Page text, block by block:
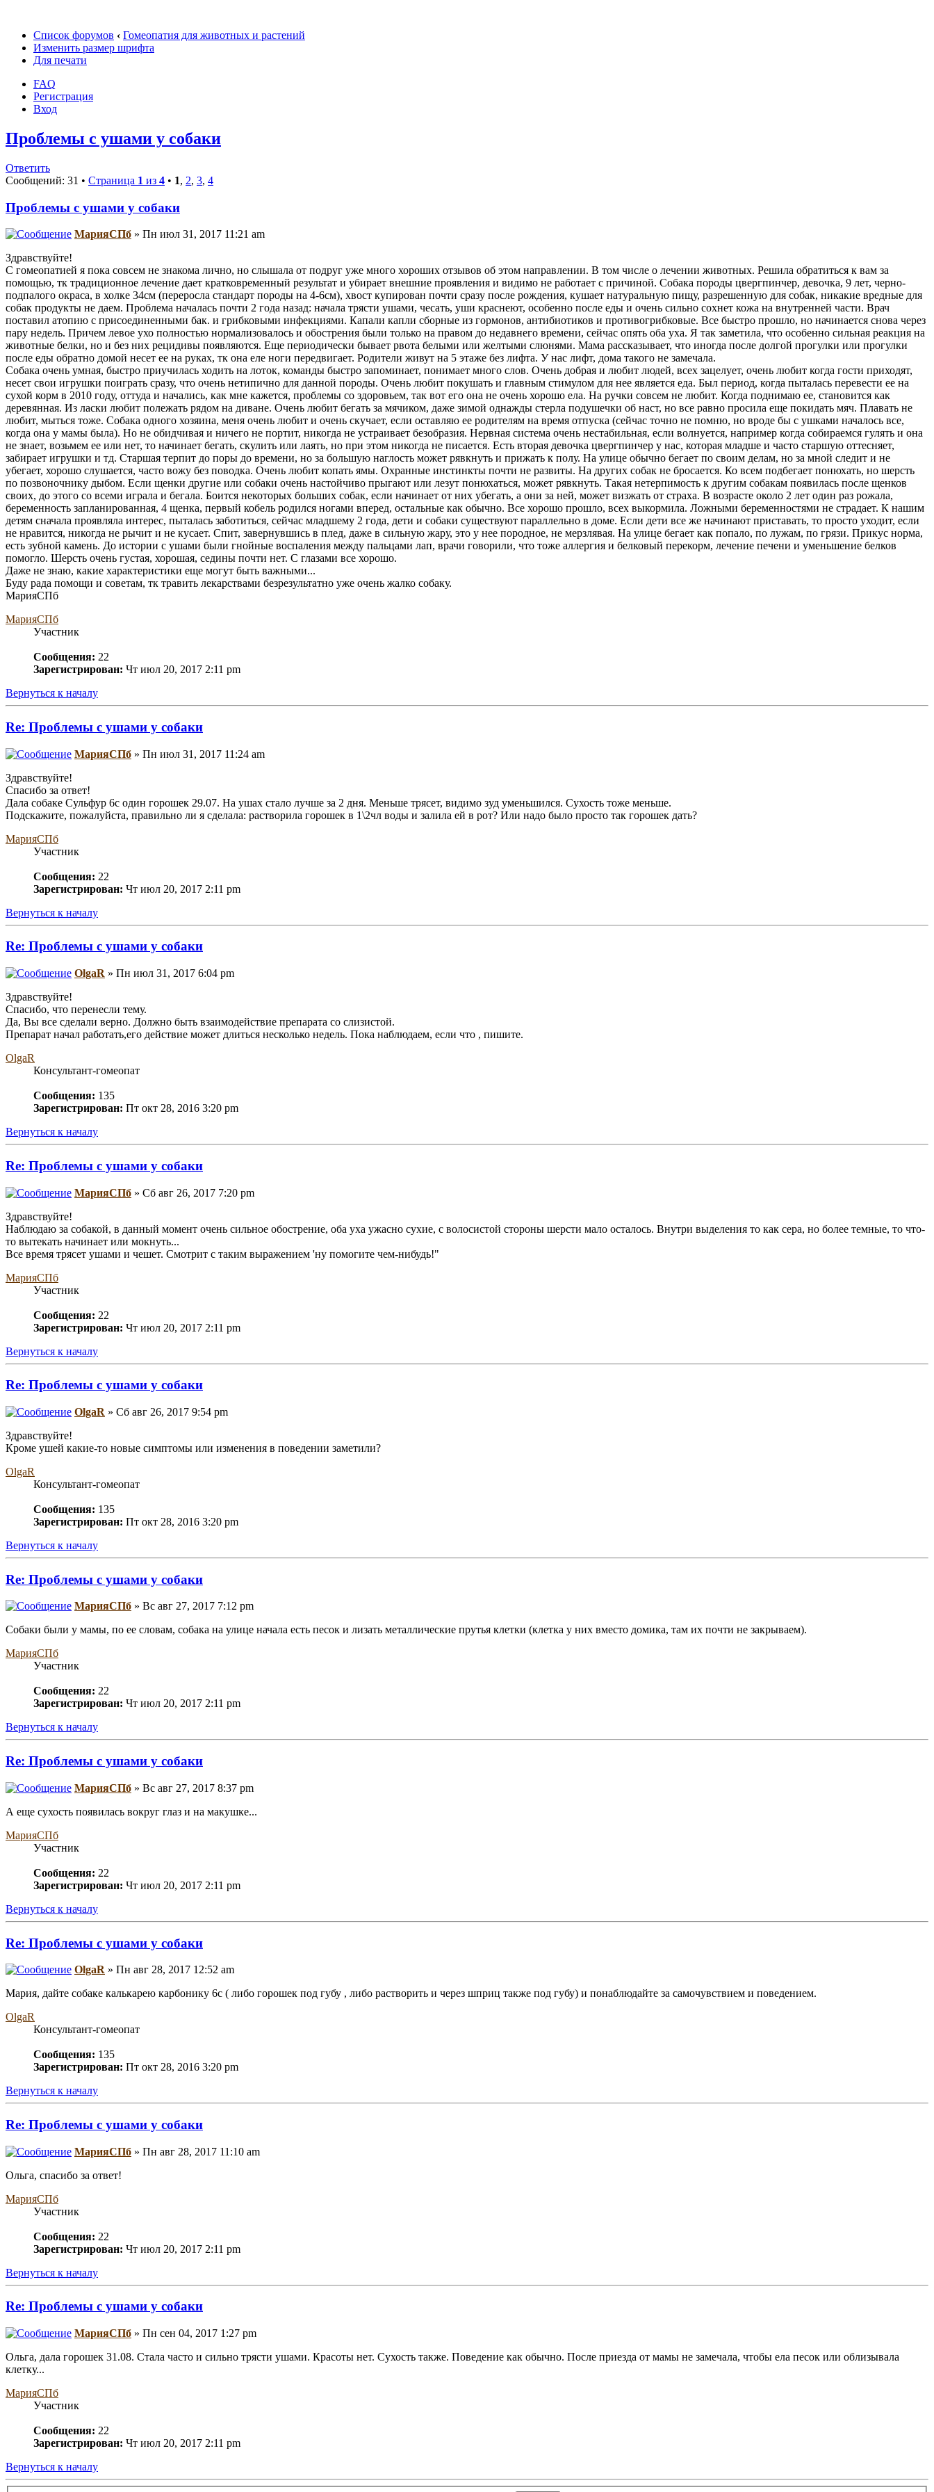
Список форумов ‹ Гомеопатия для животных и растений
Изменить размер шрифта
Для печати
FAQ
Регистрация
Вход
Проблемы с ушами у собаки
Ответить
Сообщений: 31 • Страница 1 из 4 • 1, 2, 3, 4
Проблемы с ушами у собаки
МарияСПб » Пн июл 31, 2017 11:21 am
Здравствуйте!
С гомеопатией я пока совсем не знакома лично, но слышала от подруг уже много хороших отзывов об этом направлении. В том числе о лечении животных. Решила обратиться к вам за
помощью, тк традиционное лечение дает кратковременный результат и убирает внешние проявления и видимо не работает с причиной. Собака породы цвергпинчер, девочка, 9 лет, черно-
подпалого окраса, в холке 34см (переросла стандарт породы на 4-6см), хвост купирован почти сразу после рождения, кушает натуральную пищу, разрешенную для собак, никакие вредные для
собак продукты не даем. Проблема началась почти 2 года назад: начала трясти ушами, чесать, уши краснеют, особенно после еды и очень сильно сохнет кожа на внутренней части. Врач
поставил атопию с присоединенными бак. и грибковыми инфекциями. Капали капли сборные из гормонов, антибиотиков и противогрибковые. Все быстро прошло, но начинается снова через
пару недель. Причем левое ухо полностью нормализовалось и обострения были только на правом до недавнего времени, сейчас опять оба уха. Я так заметила, что особенно сильная реакция на
животные белки, но и без них рецидивы появляются. Еще периодически бывает рвота белыми или желтыми слюнями. Мама рассказывает, что иногда после долгой прогулки или прогулки
после еды обратно домой несет ее на руках, тк она еле ноги передвигает. Родители живут на 5 этаже без лифта. У нас лифт, дома такого не замечала.
Собака очень умная, быстро приучилась ходить на лоток, команды быстро запоминает, понимает много слов. Очень добрая и любит людей, всех зацелует, очень любит когда гости приходят,
несет свои игрушки поиграть сразу, что очень нетипично для данной породы. Очень любит покушать и главным стимулом для нее является еда. Был период, когда пыталась перевести ее на
сухой корм в 2010 году, оттуда и начались, как мне кажется, проблемы со здоровьем, так вот его она не очень хорошо ела. На ручки совсем не любит. Когда поднимаю ее, становится как
деревянная. Из ласки любит полежать рядом на диване. Очень любит бегать за мячиком, даже зимой однажды стерла подушечки об наст, но все равно просила еще покидать мяч. Плавать не
любит, мыться тоже. Собака одного хозяина, меня очень любит и очень скучает, если оставляю ее родителям на время отпуска (сейчас точно не помню, но вроде бы с ушками началось все,
когда она у мамы была). Но не обидчивая и ничего не портит, никогда не устраивает безобразия. Нервная система очень нестабильная, если волнуется, например когда собираемся гулять и она
не знает, возьмем ее или нет, то начинает бегать, скулить или лаять, но при этом никогда не писается. Есть вторая девочка цвергпинчер у нас, которая младше и часто старшую оттесняет,
забирает игрушки и тд. Старшая терпит до поры до времени, но за большую наглость может рявкнуть и прижать к полу. На улице обычно бегает по своим делам, но за мной следит и не
убегает, хорошо слушается, часто вожу без поводка. Очень любит копать ямы. Охранные инстинкты почти не развиты. На других собак не бросается. Ко всем подбегает понюхать, но шерсть
по позвоночнику дыбом. Если щенки другие или собаки очень настойчиво прыгают или лезут понюхаться, может рявкнуть. Такая нетерпимость к другим собакам появилась после щенков
своих, до этого со всеми играла и бегала. Боится некоторых больших собак, если начинает от них убегать, а они за ней, может визжать от страха. В возрасте около 2 лет один раз рожала,
беременность запланированная, 4 щенка, первый кобель родился ногами вперед, остальные как обычно. Все хорошо прошло, всех выкормила. Ложными беременностями не страдает. К нашим
детям сначала проявляла интерес, пыталась заботиться, сейчас младшему 2 года, дети и собаки существуют параллельно в доме. Если дети все же начинают приставать, то просто уходит, если
не нравится, никогда не рычит и не кусает. Спит, завернувшись в плед, даже в сильную жару, это у нее породное, не мерзлявая. На улице бегает как попало, по лужам, по грязи. Прикус норма,
есть зубной камень. До истории с ушами были гнойные воспаления между пальцами лап, врачи говорили, что тоже аллергия и белковый перекорм, лечение печени и уменьшение белков
помогло. Шерсть очень густая, хорошая, седины почти нет. С глазами все хорошо.
Даже не знаю, какие характеристики еще могут быть важными...
Буду рада помощи и советам, тк травить лекарствами безрезультатно уже очень жалко собаку.
МарияСПб
МарияСПб
Участник
Сообщения: 22
Зарегистрирован: Чт июл 20, 2017 2:11 pm
Вернуться к началу
Re: Проблемы с ушами у собаки
МарияСПб » Пн июл 31, 2017 11:24 am
Здравствуйте!
Спасибо за ответ!
Дала собаке Сульфур 6с один горошек 29.07. На ушах стало лучше за 2 дня. Меньше трясет, видимо зуд уменьшился. Сухость тоже меньше.
Подскажите, пожалуйста, правильно ли я сделала: растворила горошек в 1\2чл воды и залила ей в рот? Или надо было просто так горошек дать?
МарияСПб
Участник
Сообщения: 22
Зарегистрирован: Чт июл 20, 2017 2:11 pm
Вернуться к началу
Re: Проблемы с ушами у собаки
OlgaR » Пн июл 31, 2017 6:04 pm
Здравствуйте!
Спасибо, что перенесли тему.
Да, Вы все сделали верно. Должно быть взаимодействие препарата со слизистой.
Препарат начал работать,его действие может длиться несколько недель. Пока наблюдаем, если что , пишите.
OlgaR
Консультант-гомеопат
Сообщения: 135
Зарегистрирован: Пт окт 28, 2016 3:20 pm
Вернуться к началу
Re: Проблемы с ушами у собаки
МарияСПб » Сб авг 26, 2017 7:20 pm
Здравствуйте!
Наблюдаю за собакой, в данный момент очень сильное обострение, оба уха ужасно сухие, с волосистой стороны шерсти мало осталось. Внутри выделения то как сера, но более темные, то что-
то вытекать начинает или мокнуть...
Все время трясет ушами и чешет. Смотрит с таким выражением 'ну помогите чем-нибудь!"
МарияСПб
Участник
Сообщения: 22
Зарегистрирован: Чт июл 20, 2017 2:11 pm
Вернуться к началу
Re: Проблемы с ушами у собаки
OlgaR » Сб авг 26, 2017 9:54 pm
Здравствуйте!
Кроме ушей какие-то новые симптомы или изменения в поведении заметили?
OlgaR
Консультант-гомеопат
Сообщения: 135
Зарегистрирован: Пт окт 28, 2016 3:20 pm
Вернуться к началу
Re: Проблемы с ушами у собаки
МарияСПб » Вс авг 27, 2017 7:12 pm
Собаки были у мамы, по ее словам, собака на улице начала есть песок и лизать металлические прутья клетки (клетка у них вместо домика, там их почти не закрываем).
МарияСПб
Участник
Сообщения: 22
Зарегистрирован: Чт июл 20, 2017 2:11 pm
Вернуться к началу
Re: Проблемы с ушами у собаки
МарияСПб » Вс авг 27, 2017 8:37 pm
А еще сухость появилась вокруг глаз и на макушке...
МарияСПб
Участник
Сообщения: 22
Зарегистрирован: Чт июл 20, 2017 2:11 pm
Вернуться к началу
Re: Проблемы с ушами у собаки
OlgaR » Пн авг 28, 2017 12:52 am
Мария, дайте собаке калькарею карбонику 6с ( либо горошек под губу , либо растворить и через шприц также под губу) и понаблюдайте за самочувствием и поведением.
OlgaR
Консультант-гомеопат
Сообщения: 135
Зарегистрирован: Пт окт 28, 2016 3:20 pm
Вернуться к началу
Re: Проблемы с ушами у собаки
МарияСПб » Пн авг 28, 2017 11:10 am
Ольга, спасибо за ответ!
МарияСПб
Участник
Сообщения: 22
Зарегистрирован: Чт июл 20, 2017 2:11 pm
Вернуться к началу
Re: Проблемы с ушами у собаки
МарияСПб » Пн сен 04, 2017 1:27 pm
Ольга, дала горошек 31.08. Стала часто и сильно трясти ушами. Красоты нет. Сухость также. Поведение как обычно. После приезда от мамы не замечала, чтобы ела песок или облизывала
клетку...
МарияСПб
Участник
Сообщения: 22
Зарегистрирован: Чт июл 20, 2017 2:11 pm
Вернуться к началу